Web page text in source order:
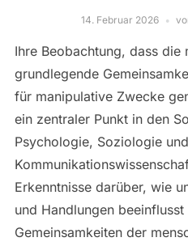
14. Februar 2026
Ihre Beobachtung, dass die
grundlegende
für manipulative Zwecke
ein zentraler Punkt in den
Psychologie, Soziologie und
Erkenntnisse darüber, wie
und Handlungen
Gemeinsamkeiten der